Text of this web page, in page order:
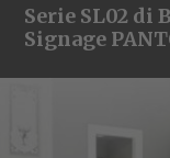
Serie SL02 di
Signage